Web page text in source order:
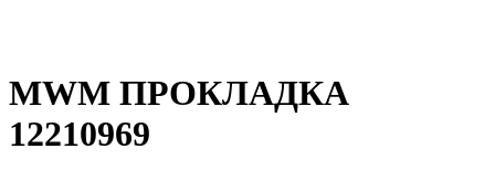
MWM ПРОКЛАДКА
12210969